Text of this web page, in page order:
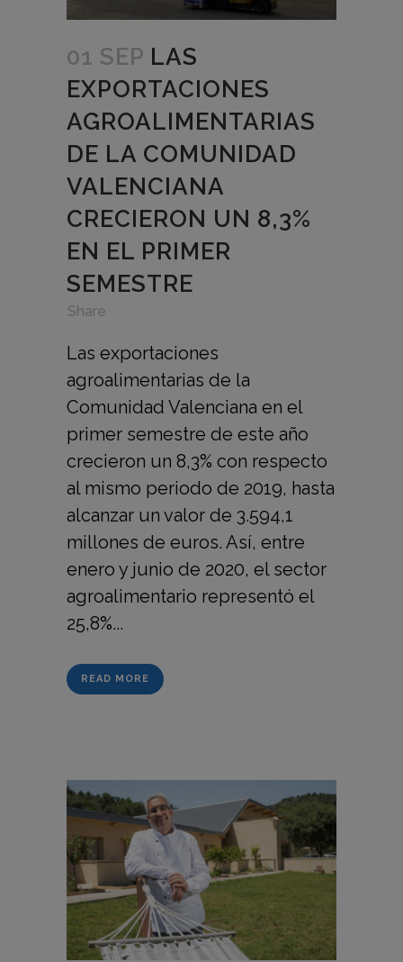
01 SEP LAS
EXPORTACIONES
AGROALIMENTARIAS
DE LA COMUNIDAD
VALENCIANA
CRECIERON UN 8,3%
EN EL PRIMER
SEMESTRE
Share
Las exportaciones
agroalimentarias de la
Comunidad Valenciana en el
primer semestre de este año
crecieron un 8,3% con respecto
al mismo periodo de 2019, hasta
alcanzar un valor de 3.594,1
millones de euros. Así, entre
enero y junio de 2020, el sector
agroalimentario representó el
25,8%...
READ MORE